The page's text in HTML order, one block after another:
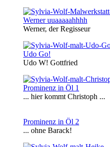
Werner uuaaaaahhhh
Werner, der Regisseur
Udo Go!
Udo W! Gottfried
Prominenz in Öl 1
... hier kommt Christoph ...
Prominenz in Öl 2
... ohne Barack!